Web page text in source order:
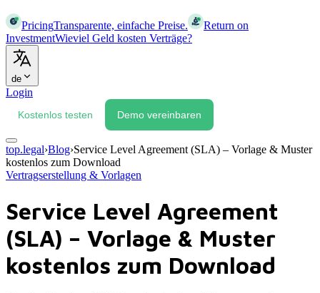
PricingTransparente, einfache Preise.
Return on
InvestmentWieviel Geld kosten Verträge?
de
Login
Kostenlos testen Demo vereinbaren
top.legal›Blog›Service Level Agreement (SLA) – Vorlage & Muster
kostenlos zum Download
Vertragserstellung & Vorlagen
Service Level Agreement
(SLA) – Vorlage & Muster
kostenlos zum Download